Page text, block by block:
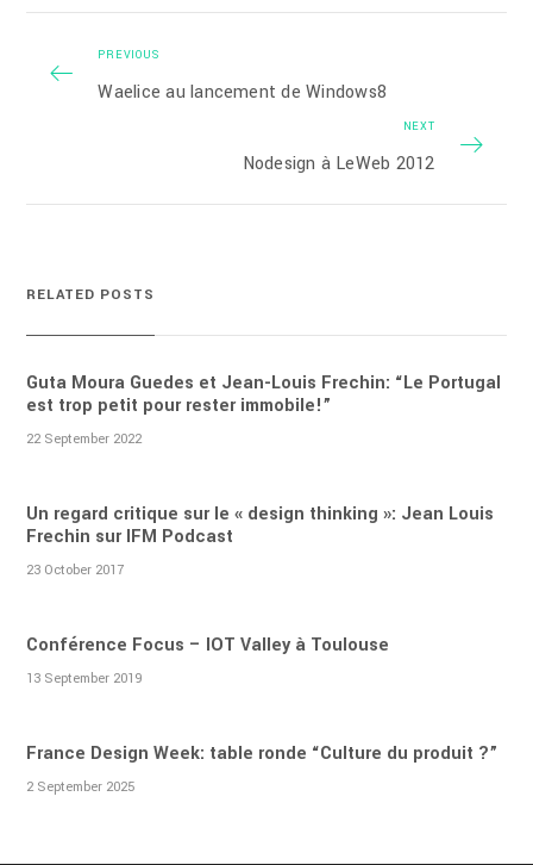
PREVIOUS
Waelice au lancement de Windows8
NEXT
Nodesign à LeWeb 2012
RELATED POSTS
Guta Moura Guedes et Jean-Louis Frechin: “Le Portugal
est trop petit pour rester immobile!”
22 September 2022
Un regard critique sur le « design thinking »: Jean Louis
Frechin sur IFM Podcast
23 October 2017
Conférence Focus – IOT Valley à Toulouse
13 September 2019
France Design Week: table ronde “Culture du produit ?”
2 September 2025